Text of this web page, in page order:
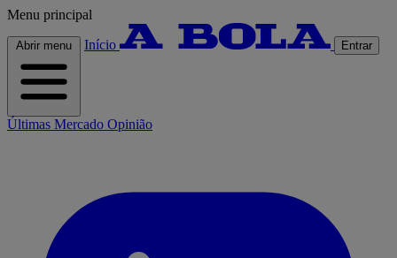
Menu principal
Abrir menu Início Entrar
Últimas Mercado Opinião